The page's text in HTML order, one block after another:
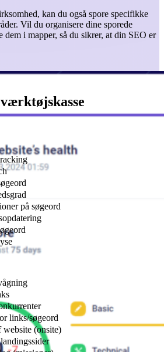
kan du også spore specifikke
Vil du organisere dine sporede
dem i mapper, så du sikrer, at din SEO er
på søgeord
links/søgeord
website (onsite)